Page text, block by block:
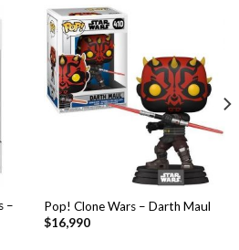
–
Pop! Clone Wars – Darth Maul
$16,990